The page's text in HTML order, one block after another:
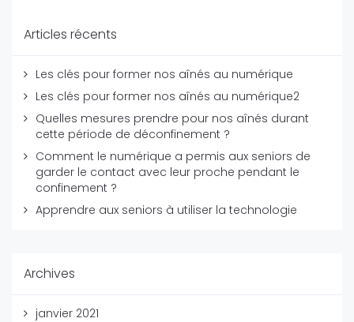
Articles récents
Les clés pour former nos aînés au numérique
Les clés pour former nos aînés au numérique2
Quelles mesures prendre pour nos aînés durant
cette période de déconfinement ?
Comment le numérique a permis aux seniors de
garder le contact avec leur proche pendant le
confinement ?
Apprendre aux seniors à utiliser la technologie
Archives
janvier 2021